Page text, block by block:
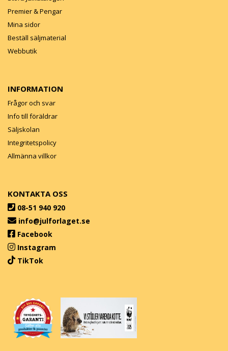
Premier & Pengar
Mina sidor
Beställ säljmaterial
Webbutik
INFORMATION
Frågor och svar
Info till föräldrar
Säljskolan
Integritetspolicy
Allmänna villkor
KONTAKTA OSS
08-51 940 920
info@julforlaget.se
Facebook
Instagram
TikTok